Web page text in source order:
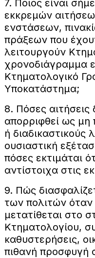
7. Ποιος είναι
εκκρεμών
ενστάσεων,
πράξεων που
λειτουργούν
χρονοδιάγραμμα
Κτηματολογικό
Υποκατάστημα;
8. Πόσες
απορριφθεί ως μη
ή διαδικαστικούς
ουσιαστική
πόσες εκτιμάται
αντίστοιχα στις
9. Πώς
των πολιτών
μετατίθεται στο
Κτηματολογίου,
καθυστερήσεις,
πιθανή προσφυγή